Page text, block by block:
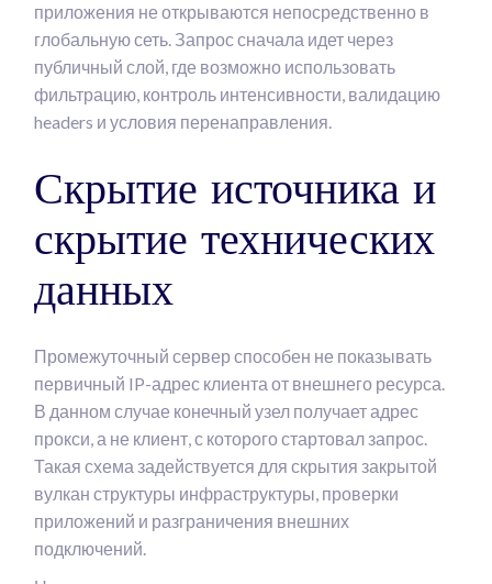
приложения не открываются непосредственно в
глобальную сеть. Запрос сначала идет через
публичный слой, где возможно использовать
фильтрацию, контроль интенсивности, валидацию
headers и условия перенаправления.
Скрытие источника и
скрытие технических
данных
Промежуточный сервер способен не показывать
первичный IP-адрес клиента от внешнего ресурса.
В данном случае конечный узел получает адрес
прокси, а не клиент, с которого стартовал запрос.
Такая схема задействуется для скрытия закрытой
вулкан структуры инфраструктуры, проверки
приложений и разграничения внешних
подключений.